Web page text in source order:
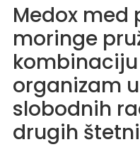
Medox med
moringe
organizam
slobodnih
drugih